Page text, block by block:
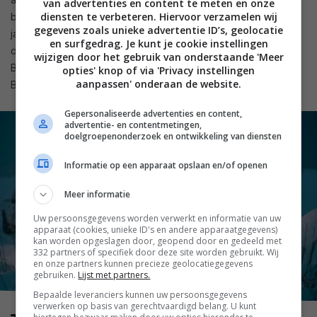
boekenreeks van auteur Liu Cixin. De scifi-serie opent in de
jaren zestig, wanneer een astrofysicus een beslissing neemt
die uiteindelijk de natuurwetten zal veranderen. Naast
Benedict Wong zijn Game of Thrones-veteranen John
Bradley en Liam Cunningham te zien.
van advertenties en content te meten en onze
diensten te verbeteren. Hiervoor verzamelen wij
gegevens zoals unieke advertentie ID’s, geolocatie
en surfgedrag. Je kunt je cookie instellingen
wijzigen door het gebruik van onderstaande 'Meer
opties' knop of via 'Privacy instellingen
aanpassen' onderaan de website.
Gepersonaliseerde advertenties en content,
advertentie- en contentmetingen,
doelgroepenonderzoek en ontwikkeling van diensten
Informatie op een apparaat opslaan en/of openen
Meer informatie
Uw persoonsgegevens worden verwerkt en informatie van uw
apparaat (cookies, unieke ID's en andere apparaatgegevens)
kan worden opgeslagen door, geopend door en gedeeld met
332 partners of specifiek door deze site worden gebruikt. Wij
en onze partners kunnen precieze geolocatiegegevens
gebruiken. Lijst met partners.
Bepaalde leveranciers kunnen uw persoonsgegevens
verwerken op basis van gerechtvaardigd belang. U kunt